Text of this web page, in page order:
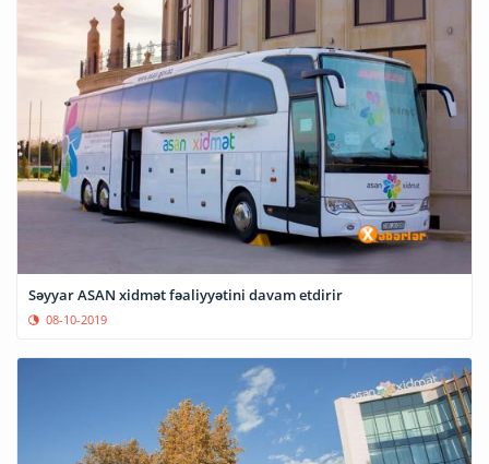
Səyyar ASAN xidmət fəaliyyətini davam etdirir
08-10-2019